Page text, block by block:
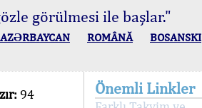
görülmesi ile başlar."
AZӘRBAYCAN ROMÂNĂ BOSANSKI
94 Önemli Linkler